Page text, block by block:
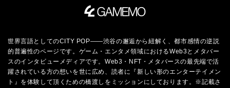
世界言語としてのCITY POP――渋谷の邂逅から紐解く、都市感情の逆説
的普遍性のページです。ゲーム・エンタメ領域におけるWeb3とメタバー
スのインタビューメディアです。Web3・NFT・メタバースの最先端で活
躍されている方の想いを世に広め、読者に『新しい形のエンターテイメン
ト』を体験して頂くための橋渡しをミッションにしております。※記載さ